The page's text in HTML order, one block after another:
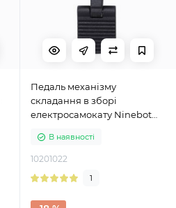
Педаль механізму
складання в зборі
електросамокату Ninebot
В наявності
10201022
1